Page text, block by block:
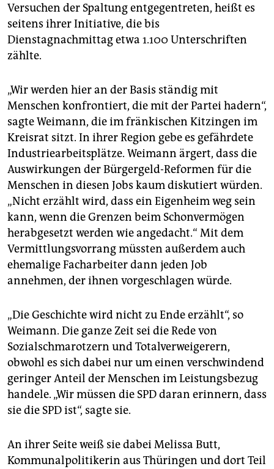
Versuchen der Spaltung entgegentreten, heißt es
seitens ihrer Initiative, die bis
Dienstagnachmittag etwa 1.100 Unterschriften
zählte.
„Wir werden hier an der Basis ständig mit
Menschen konfrontiert, die mit der Partei hadern“,
sagte Weimann, die im fränkischen Kitzingen im
Kreisrat sitzt. In ihrer Region gebe es gefährdete
Industriearbeitsplätze. Weimann ärgert, dass die
Auswirkungen der Bürgergeld-Reformen für die
Menschen in diesen Jobs kaum diskutiert würden.
„Nicht erzählt wird, dass ein Eigenheim weg sein
kann, wenn die Grenzen beim Schonvermögen
herabgesetzt werden wie angedacht.“ Mit dem
Vermittlungsvorrang müssten außerdem auch
ehemalige Facharbeiter dann jeden Job
annehmen, der ihnen vorgeschlagen würde.
„Die Geschichte wird nicht zu Ende erzählt“, so
Weimann. Die ganze Zeit sei die Rede von
Sozialschmarotzern und Totalverweigerern,
obwohl es sich dabei nur um einen verschwindend
geringer Anteil der Menschen im Leistungsbezug
handele. „Wir müssen die SPD daran erinnern, dass
sie die SPD ist“, sagte sie.
An ihrer Seite weiß sie dabei Melissa Butt,
Kommunalpolitikerin aus Thüringen und dort Teil